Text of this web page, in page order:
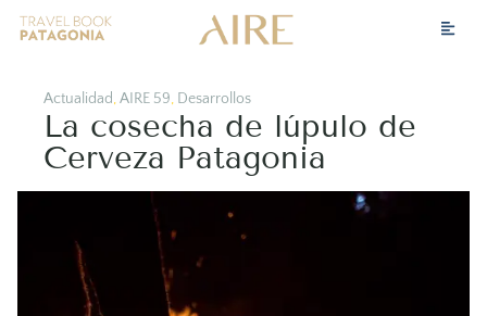
Actualidad,AIRE 59, Desarrollos
La cosecha de lúpulo de
Cerveza Patagonia